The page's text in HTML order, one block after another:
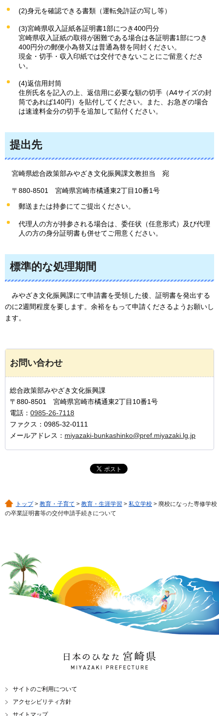
(2)身元を確認できる書類（運転免許証の写し等）
(3)宮崎県収入証紙各証明書1部につき400円分
宮崎県収入証紙の取得が困難である場合は各証明書1部につき
400円分の郵便小為替又は普通為替を同封ください。
現金・切手・収入印紙では交付できないことにご留意くださ
い。
(4)返信用封筒
住所氏名を記入の上、返信用に必要な額の切手（A4サイズの封
筒であれば140円）を貼付してください。また、お急ぎの場合
は速達料金分の切手を追加して貼付ください。
提出先
宮崎県総合政策部みやざき文化振興課文教担当 宛
〒880-8501 宮崎県宮崎市橘通東2丁目10番1号
郵送または持参にてご提出ください。
代理人の方が持参される場合は、委任状（任意形式）及び代理
人の方の身分証明書も併せてご用意ください。
標準的な処理期間
みやざき文化振興課にて申請書を受領した後、証明書を発出する
のに2週間程度を要します。余裕をもって申請くださるようお願いし
ます。
お問い合わせ
総合政策部みやざき文化振興課
〒880-8501 宮崎県宮崎市橘通東2丁目10番1号
電話： 0985-26-7118
ファクス：0985-32-0111
メールアドレス： miyazaki-bunkashinko@pref.miyazaki.lg.jp
トップ> 教育・子育て > 教育・生涯学習 > 私立学校 > 廃校になった専修学校
の卒業証明書等の交付申請手続きについて
日本のひなた 宮崎県
MIYAZAKI PREFECTURE
サイトのご利用について
アクセシビリティ方針
サイトマップ